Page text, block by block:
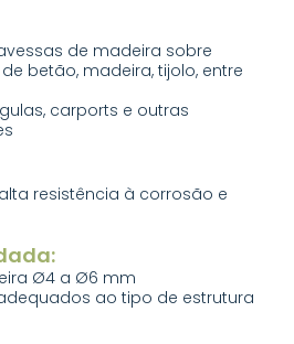
de madeira sobre
betão, madeira, tijolo, entre
carports e outras
resistência à corrosão e
Ø4 a Ø6 mm
ao tipo de estrutura